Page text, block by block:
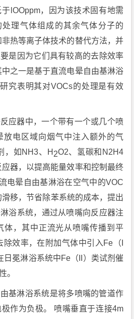
lOOppm，因为该技术固有地需
理气体组成的其余气体分子的
热等离子体技术的替代方法，并
是因为它们具有较高的去除效率
之一是基于直流电晕自由基淋浴
究表明其对VOCs的处理是有效
应器中，一个带有一个或几个喷
放电区域向烟气中注入额外的气
，如NH3、H 2O2、氢碳和N2H4
器，以提高能量效率和控制最终
电晕自由基淋浴在空气中的VOC
移，节省除苯系统的成本，提出
浴系统，通过从喷嘴向反应器注
体，其中正流光从喷嘴传播到平
效率，在附加气体中引入Fe（I
日冕淋浴系统中Fe（II）类试剂催
。
基淋浴系统是将多喷嘴的管道作
作为负极。 喷嘴垂直于连接4m